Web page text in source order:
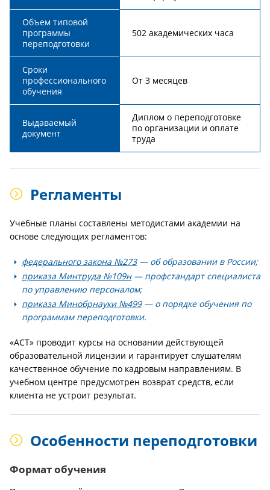
Объем типовой
программы
переподготовки
502 академических часа
Сроки
профессионального
обучения
От 3 месяцев
Выдаваемый
документ
Диплом о переподготовке
по организации и оплате
труда
Регламенты
Учебные планы составлены методистами академии на
основе следующих регламентов:
федерального закона №273— об образовании в России;
приказа Минтруда №109н— профстандарт специалиста
по управлению персоналом;
приказа Минобрнауки №499— о порядке обучения по
программам переподготовки.
«АСТ» проводит курсы на основании действующей
образовательной лицензии и гарантирует слушателям
качественное обучение по кадровым направлениям. В
учебном центре предусмотрен возврат средств, если
клиента не устроит результат.
Особенности переподготовки
Формат обучения